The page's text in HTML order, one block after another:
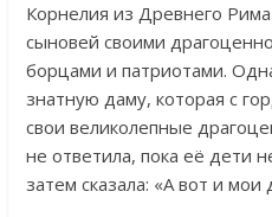
Корнелия из Древнего Рима
сыновей своими
борцами и патриотами.
знатную даму, которая с
свои великолепные
не ответила, пока её дети
затем сказала: «А вот и мои